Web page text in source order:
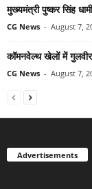
मुख्यमंत्री पुष्कर सिंह
CG News - August 7,
कॉमनवेल्थ खेलों में गुलवीर
CG News - August 7,
Advertisements